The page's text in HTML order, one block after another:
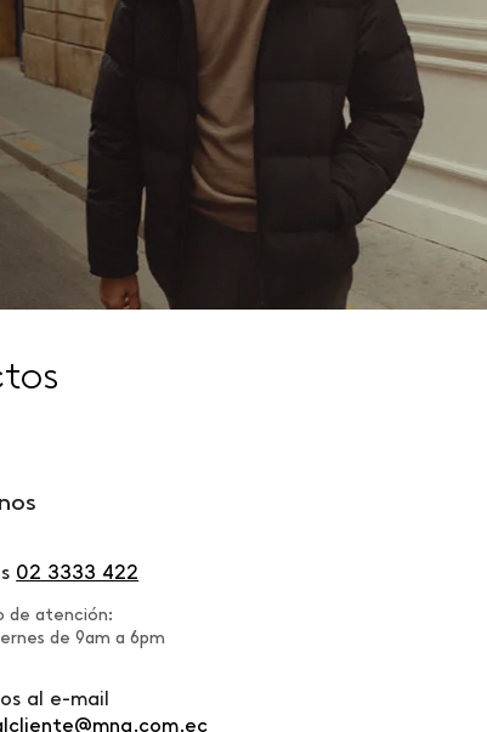
02 3333 422
de atención:
de 9am a 6pm
al e-mail